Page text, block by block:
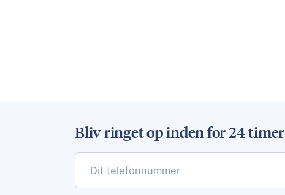
Bliv ringet op inden for 24 timer